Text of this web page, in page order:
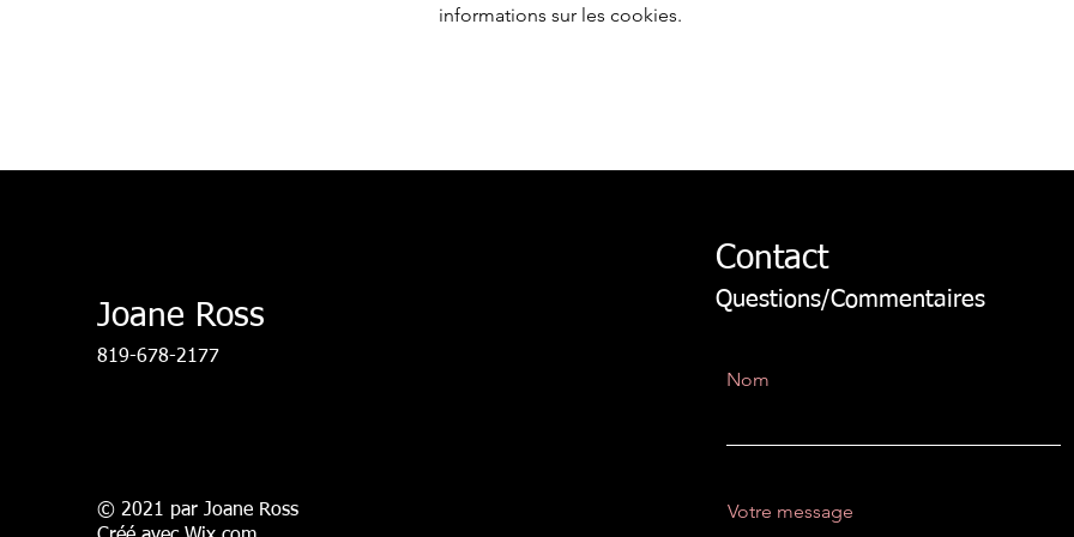
informations sur les cookies.
Joane Ross
819-678-2177
© 2021 par Joane Ross
Contact
Questions/Commentaires
Nom
Votre message